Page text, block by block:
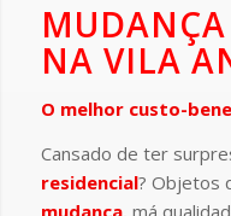
NA VILA
O melhor custo-
Cansado de ter
residencial? Objetos
mudança, má